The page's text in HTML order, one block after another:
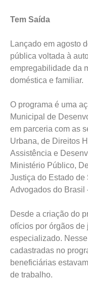
Tem Saída
Lançado em agosto
pública voltada à
empregabilidade da
doméstica e familiar.
O programa é uma
Municipal de
em parceria com as
Urbana, de Direitos
Assistência e
Ministério Público,
Justiça do Estado de
Advogados do Brasil
Desde a criação do
ofícios por órgãos
especializado.
cadastradas no
beneficiárias
de trabalho.